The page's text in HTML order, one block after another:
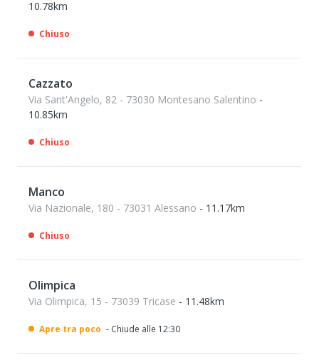
10.78km
Chiuso
Cazzato
Via Sant'Angelo, 82 - 73030 Montesano Salentino -
10.85km
Chiuso
Manco
Via Nazionale, 180 - 73031 Alessano - 11.17km
Chiuso
Olimpica
Via Olimpica, 15 - 73039 Tricase - 11.48km
Apre tra poco - Chiude alle 12:30